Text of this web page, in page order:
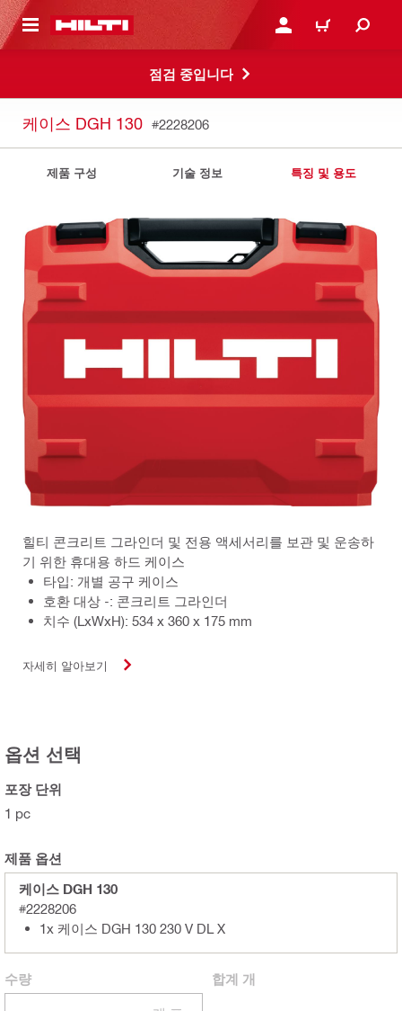
으로 건너뛰기 로그인 또는 회원가입
장바구니
점검 중입니다
케이스 DGH 130 #2228206
제품 구성 기술 정보 특징 및 용도
힐티 콘크리트 그라인더 및 전용 액세서리를 보관 및 운송하
기 위한 휴대용 하드 케이스
타입: 개별 공구 케이스
호환 대상 -: 콘크리트 그라인더
치수 (LxWxH): 534 x 360 x 175 mm
자세히 알아보기
옵션 선택
포장 단위
1 pc
제품 옵션
케이스 DGH 130
#2228206
1x 케이스 DGH 130 230 V DL X
수량 합계 개